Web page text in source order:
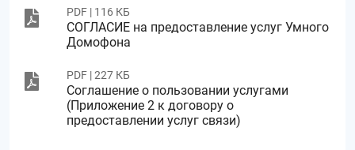
PDF | 116 КБ
СОГЛАСИЕ на предоставление услуг Умного
Домофона
PDF | 227 КБ
Соглашение о пользовании услугами
(Приложение 2 к договору о
предоставлении услуг связи)